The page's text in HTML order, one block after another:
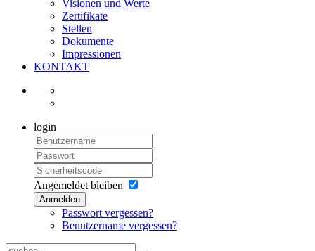
Visionen und Werte
Zertifikate
Stellen
Dokumente
Impressionen
KONTAKT
login
Angemeldet bleiben
Anmelden
Passwort vergessen?
Benutzername vergessen?